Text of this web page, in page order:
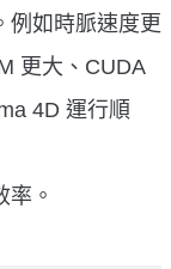
例如時脈速度更
更大、CUDA
4D 運行順
。